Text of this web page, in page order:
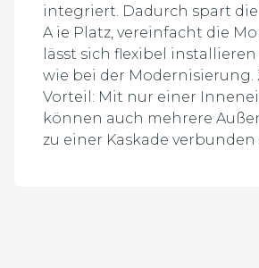
integriert. Dadurch spart
A ie Platz, vereinfacht die
lässt sich flexibel
wie bei der Modernisierung.
Vorteil: Mit nur einer
können auch mehrere
zu einer Kaskade verbunden